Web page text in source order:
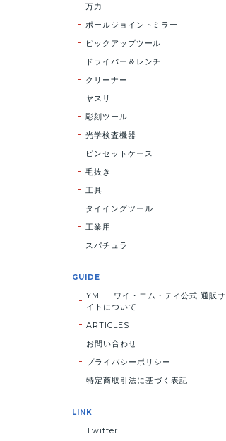
万力
ポールジョイントミラー
ピックアップツール
ドライバー＆レンチ
クリーナー
ヤスリ
彫刻ツール
光学検査機器
ピンセットケース
毛抜き
工具
タイイングツール
工業用
スパチュラ
GUIDE
YMT | ワイ・エム・ティ公式 通販サ
イトについて
ARTICLES
お問い合わせ
プライバシーポリシー
特定商取引法に基づく表記
LINK
Twitter